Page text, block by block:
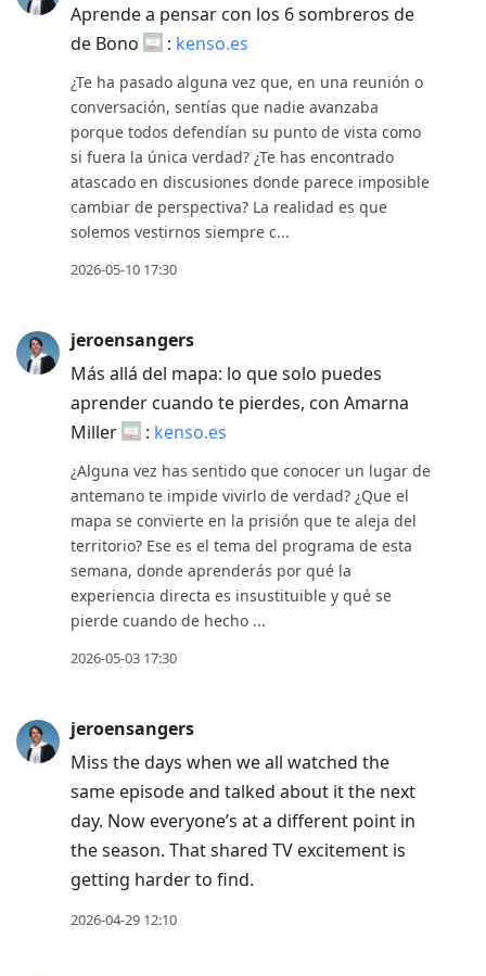
Aprende a pensar con los 6 sombreros de
de Bono
: kenso.es
¿Te ha pasado alguna vez que, en una reunión o
conversación, sentías que nadie avanzaba
porque todos defendían su punto de vista como
si fuera la única verdad? ¿Te has encontrado
atascado en discusiones donde parece imposible
cambiar de perspectiva? La realidad es que
solemos vestirnos siempre c...
2026-05-10 17:30
jeroensangers
Más allá del mapa: lo que solo puedes
aprender cuando te pierdes, con Amarna
Miller
: kenso.es
¿Alguna vez has sentido que conocer un lugar de
antemano te impide vivirlo de verdad? ¿Que el
mapa se convierte en la prisión que te aleja del
territorio? Ese es el tema del programa de esta
semana, donde aprenderás por qué la
experiencia directa es insustituible y qué se
pierde cuando de hecho ...
2026-05-03 17:30
jeroensangers
Miss the days when we all watched the
same episode and talked about it the next
day. Now everyone’s at a different point in
the season. That shared TV excitement is
getting harder to find.
2026-04-29 12:10